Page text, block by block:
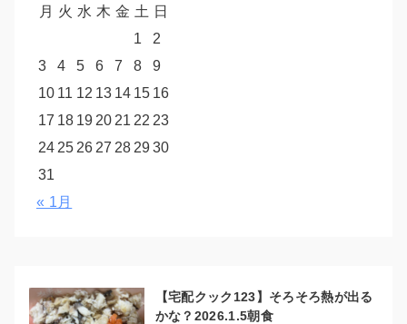
月 火 水 木 金 土 日
1
2
3
4 5 6 7 8
9
10 11 12 13 14 15 16
17 18 19 20 21 22 23
24 25 26 27 28 2930
31
« 1月
【宅配クック123】そろそろ熱が出る
かな？2026.1.5朝食